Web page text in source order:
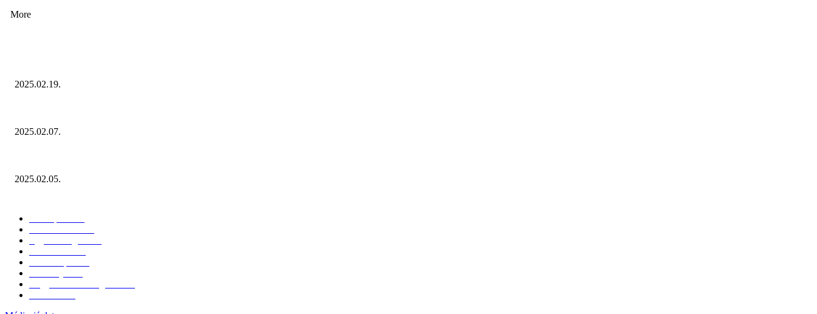
More
2025.02.19.
2025.02.07.
2025.02.05.